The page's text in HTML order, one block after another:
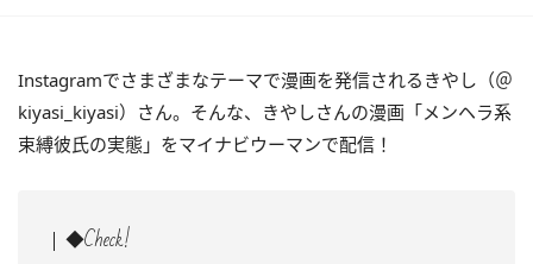
Instagramでさまざまなテーマで漫画を発信されるきやし（＠
kiyasi_kiyasi）さん。そんな、きやしさんの漫画「メンヘラ系
束縛彼氏の実態」をマイナビウーマンで配信！
◆Check!